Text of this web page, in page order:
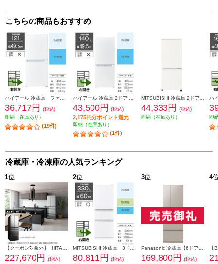
こちらの商品もおすすめ
36,717円
(税込)
即納（在庫あり）
(19件)
43,500円 (税込)
2,175円分ポイント還元
即納（在庫あり）
(1件)
44,333円
(税込)
即納（在庫あり）
即
冷蔵庫・冷凍庫の人気ランキング
1位
227,670円 (税込)
2位
80,811円
(税込)
3位
169,800円 (税込)
4